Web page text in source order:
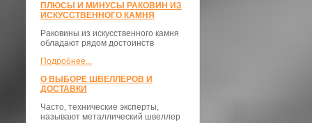
ПЛЮСЫ И МИНУСЫ РАКОВИН ИЗ
ИСКУССТВЕННОГО КАМНЯ
Раковины из искусственного камня
обладают рядом достоинств
Подробнее...
О ВЫБОРЕ ШВЕЛЛЕРОВ И
ДОСТАВКИ
​Часто, технические эксперты,
называют металлический швеллер